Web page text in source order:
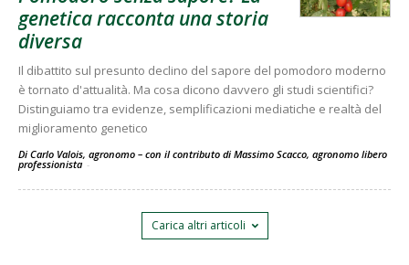
genetica racconta una storia
diversa
Il dibattito sul presunto declino del sapore del pomodoro moderno
è tornato d'attualità. Ma cosa dicono davvero gli studi scientifici?
Distinguiamo tra evidenze, semplificazioni mediatiche e realtà del
miglioramento genetico
Di Carlo Valois, agronomo – con il contributo di Massimo Scacco, agronomo libero
professionista -
Carica altri articoli